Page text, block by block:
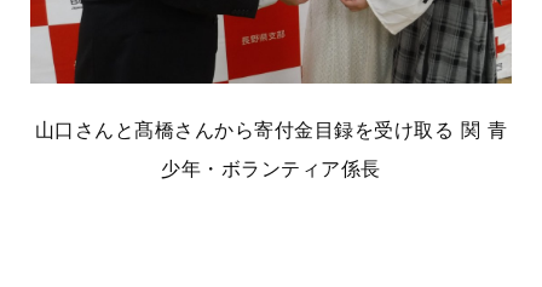
山口さんと髙橋さんから寄付金目録を受け取る 関 青
少年・ボランティア係長